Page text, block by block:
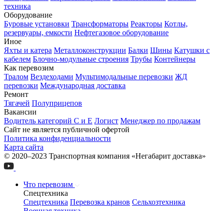
техника
Оборудование
Буровые установки Трансформаторы Реакторы Котлы,
резервуары, емкости Нефтегазовое оборудование
Иное
Яхты и катера Металлоконструкции Балки Шины Катушки с
кабелем Блочно-модульные строения Трубы Контейнеры
Как перевозим
Тралом Вездеходами Мультимодальные перевозки ЖД
перевозки Международная доставка
Ремонт
Тягачей Полуприцепов
Вакансии
Водитель категорий С и Е Логист Менеджер по продажам
Сайт не является публичной офертой
Политика конфиденциальности
Карта сайта
© 2020–2023 Транспортная компания «Негабарит доставка»
Что перевозим
Спецтехника
Спецтехника Перевозка кранов Сельхозтехника